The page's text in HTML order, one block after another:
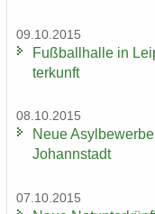
09.10.2015
Fuß­ball­hal­le in
ter­kunft
08.10.2015
Neue
Johannstadt
07.10.2015